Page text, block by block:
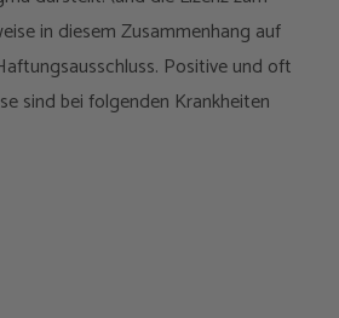
in diesem Zusammenhang auf
Positive und oft
sind bei folgenden Krankheiten